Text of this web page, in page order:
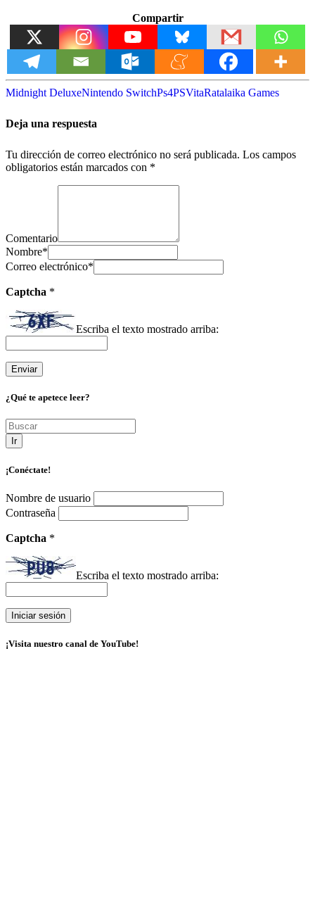
Compartir
Midnight DeluxeNintendo SwitchPs4PSVitaRatalaika Games
Deja una respuesta
Tu dirección de correo electrónico no será publicada. Los campos
obligatorios están marcados con *
Comentario
Nombre*
Correo electrónico*
Captcha *
Escriba el texto mostrado arriba:
¿Qué te apetece leer?
Ir
¡Conéctate!
Nombre de usuario
Contraseña
Captcha *
Escriba el texto mostrado arriba:
¡Visita nuestro canal de YouTube!